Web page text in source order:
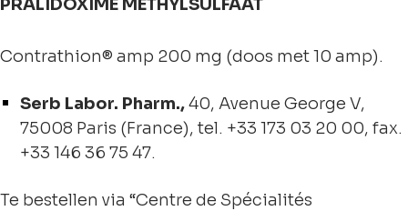
PRALIDOXIME METHYLSULFAAT
Contrathion® amp 200 mg (doos met 10 amp).
Serb Labor. Pharm.,40, Avenue George V,
75008 Paris (France), tel. +33 173 03 20 00, fax.
+33 146 36 75 47.
Te bestellen via “Centre de Spécialités